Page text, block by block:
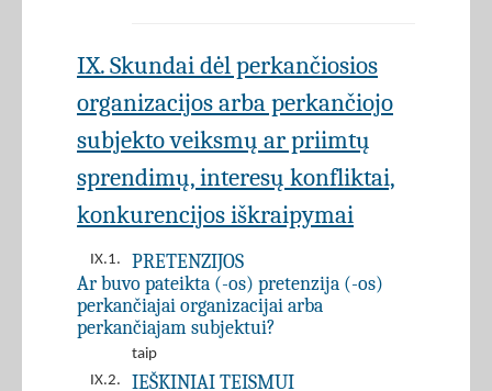
IX. Skundai dėl perkančiosios
organizacijos arba perkančiojo
subjekto veiksmų ar priimtų
sprendimų, interesų konfliktai,
konkurencijos iškraipymai
IX.1.
PRETENZIJOS
Ar buvo pateikta (-os) pretenzija (-os)
perkančiajai organizacijai arba
perkančiajam subjektui?
taip
IX.2.
IEŠKINIAI TEISMUI